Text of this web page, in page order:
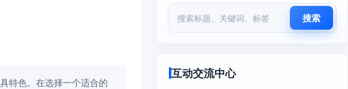
特色。在选择一个适合的
搜索
互动交流中心